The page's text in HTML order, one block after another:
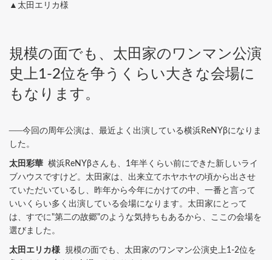
▲太田エリカ様
規模の面でも、太田家のワンマン公演
史上1-2位を争うくらい大きな会場に
もなります。
──今回の周年公演は、最近よく出演している横浜ReNYβになりま
した。
太田彩華 横浜ReNYβさんも、1年半くらい前にできた新しいライ
ブハウスですけど。太田家は、出来立てホヤホヤの頃から出させ
ていただいているし、昨年から今年にかけての中、一番と言って
いいくらい多く出演している会場になります。太田家にとって
は、すでに"第二の故郷"のような気持ちもあるから、ここの会場を
選びました。
太田エリカ様 規模の面でも、太田家のワンマン公演史上1-2位を